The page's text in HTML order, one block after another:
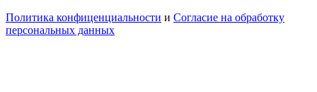
Политика конфиценциальности и Согласие на обработку
персональных данных